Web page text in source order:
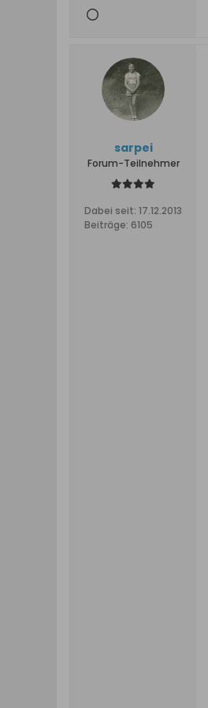
sarpei
Forum-Teilnehmer
Dabei seit: 17.12.2013
Beiträge: 6105